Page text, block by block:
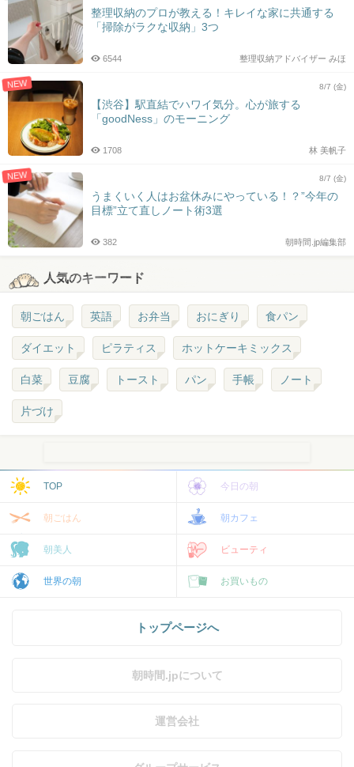
整理収納のプロが教える！キレイな家に共通する
「掃除がラクな収納」3つ
整理収納アドバイザー みほ
6544
NEW 8/7 (金)
【渋谷】駅直結でハワイ気分。心が旅する
「goodNess」のモーニング
林 美帆子
1708
NEW 8/7 (金)
うまくいく人はお盆休みにやっている！？”今年の
目標”立て直しノート術3選
朝時間.jp編集部
382
人気のキーワード
朝ごはん 英語 お弁当 おにぎり 食パン
ダイエット ピラティス ホットケーキミックス
白菜 豆腐 トースト パン 手帳 ノート
片づけ
TOP 今日の朝
朝ごはん 朝カフェ
朝美人 ビューティ
世界の朝 お買いもの
トップページへ
朝時間.jpについて
運営会社